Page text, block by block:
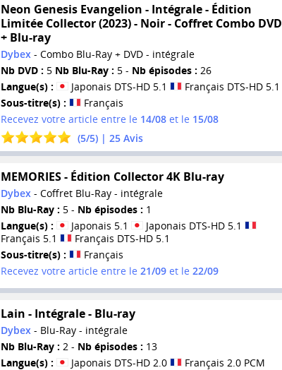
Neon Genesis Evangelion - Intégrale - Édition
Limitée Collector (2023) - Noir - Coffret Combo DVD
+ Blu-ray
Dybex- Combo Blu-Ray + DVD - intégrale
Nb DVD : 5 Nb Blu-Ray : 5 - Nb épisodes : 26
Langue(s) :
Japonais DTS-HD 5.1
Français DTS-HD 5.1
Sous-titre(s) :
Français
Recevez votre article entre le 14/08et le 15/08
(5/5) | 25Avis
MEMORIES - Édition Collector 4K Blu-ray
Dybex - Coffret Blu-Ray - intégrale
Nb Blu-Ray : 5 - Nb épisodes : 1
Langue(s) :
Japonais 5.1
Japonais DTS-HD 5.1
Français 5.1
Français DTS-HD 5.1
Sous-titre(s) :
Français
Recevez votre article entre le 21/09et le 22/09
Lain - Intégrale - Blu-ray
Dybex- Blu-Ray - intégrale
Nb Blu-Ray : 2 - Nb épisodes : 13
Langue(s) :
Japonais DTS-HD 2.0
Français 2.0 PCM